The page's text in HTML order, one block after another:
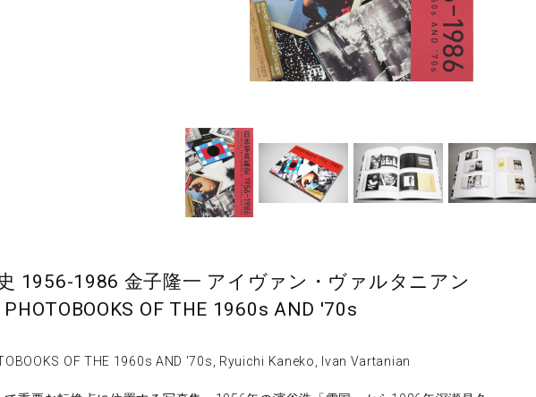
1956-1986 金子隆一 アイヴァン・ヴァルタニアン
OF THE 1960s AND '70s
OF THE 1960s AND '70s, Ryuichi Kaneko, Ivan Vartanian